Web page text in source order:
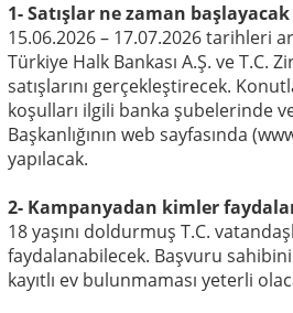
1- Satışlar ne zaman
15.06.2026 – 17.07.2026 tarihleri
Türkiye Halk Bankası A.Ş. ve T.C.
satışlarını gerçekleştirecek.
koşulları ilgili banka şubelerinde
Başkanlığının web sayfasında
yapılacak.
2- Kampanyadan kimler
18 yaşını doldurmuş T.C.
faydalanabilecek. Başvuru
kayıtlı ev bulunmaması yeterli